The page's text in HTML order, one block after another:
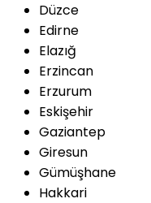
Düzce
Edirne
Elazığ
Erzincan
Erzurum
Eskişehir
Gaziantep
Giresun
Gümüşhane
Hakkari